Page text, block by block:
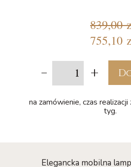
839,00
755,10
- +
na zamówienie, czas
tyg.
Elegancka mobilna